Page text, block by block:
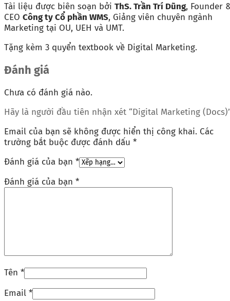
Tài liệu được biên soạn bởi ThS. Trần Trí Dũng, Founder
CEO Công ty Cổ phần WMS, Giảng viên chuyên ngành
Marketing tại OU, UEH và UMT.
Tặng kèm 3 quyển textbook về Digital Marketing.
Đánh giá
Chưa có đánh giá nào.
Hãy là người đầu tiên nhận xét “Digital Marketing
Email của bạn sẽ không được hiển thị công khai. Các
trường bắt buộc được đánh dấu *
Đánh giá của bạn *
Đánh giá của bạn *
Tên *
Email *